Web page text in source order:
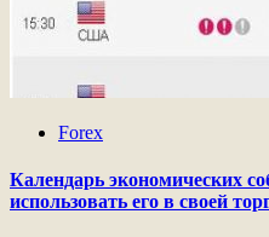
Forex
Календарь экономических
использовать его в своей